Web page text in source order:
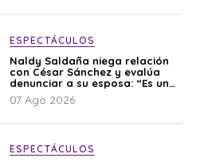
ESPECTÁCULOS
Naldy Saldaña niega relación
con César Sánchez y evalúa
denunciar a su esposa: “Es una
difamación”
07 Ago 2026
ESPECTÁCULOS